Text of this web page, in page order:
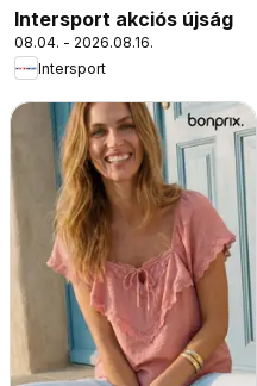
Intersport akciós újság
08.04. - 2026.08.16.
Intersport